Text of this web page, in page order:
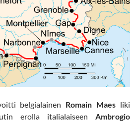
belgialainen Romain Maes liki
erolla italialaiseen Ambrogio